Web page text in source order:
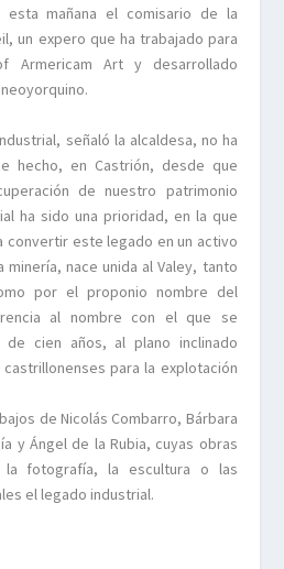
esta mañana el comisario de la
un expero que ha trabajado para
Armericam Art y desarrollado
señaló la alcaldesa, no ha
hecho, en Castrión, desde que
de nuestro patrimonio
ha sido una prioridad, en la que
convertir este legado en un activo
minería, nace unida al Valey, tanto
por el proponio nombre del
al nombre con el que se
de cien años, al plano inclinado
para la explotación
de Nicolás Combarro, Bárbara
y Ángel de la Rubia, cuyas obras
fotografía, la escultura o las
el legado industrial.